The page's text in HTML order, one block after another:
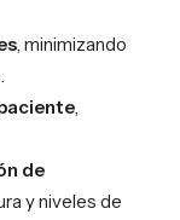
, minimizando
,
de
y niveles de